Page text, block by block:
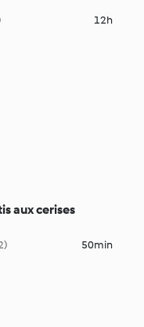
12h
aux cerises
50min